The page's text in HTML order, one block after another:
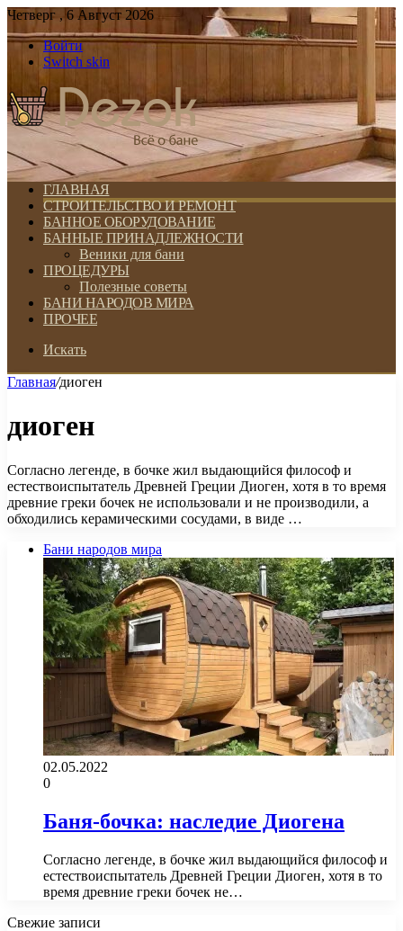
Четверг , 6 Август 2026
Войти
Switch skin
ГЛАВНАЯ
СТРОИТЕЛЬСТВО И РЕМОНТ
БАННОЕ ОБОРУДОВАНИЕ
БАННЫЕ ПРИНАДЛЕЖНОСТИ
Веники для бани
ПРОЦЕДУРЫ
Полезные советы
БАНИ НАРОДОВ МИРА
ПРОЧЕЕ
Искать
Главная/диоген
диоген
Согласно легенде, в бочке жил выдающийся философ и
естествоиспытатель Древней Греции Диоген, хотя в то время
древние греки бочек не использовали и не производили, а
обходились керамическими сосудами, в виде …
Бани народов мира
02.05.2022
0
Баня-бочка: наследие Диогена
Согласно легенде, в бочке жил выдающийся философ и
естествоиспытатель Древней Греции Диоген, хотя в то
время древние греки бочек не…
Свежие записи